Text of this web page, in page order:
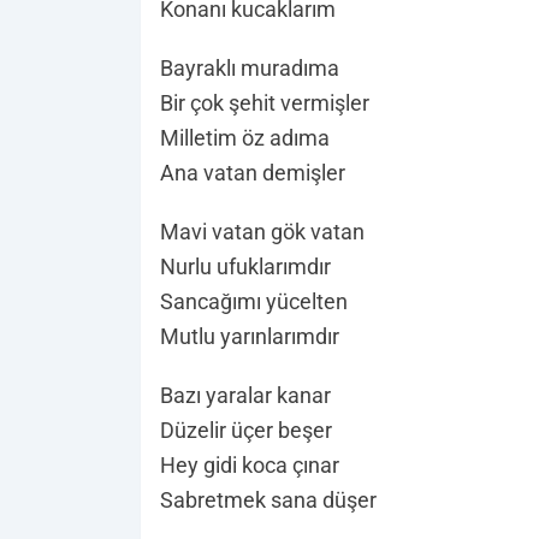
Konanı kucaklarım
Bayraklı muradıma
Bir çok şehit vermişler
Milletim öz adıma
Ana vatan demişler
Mavi vatan gök vatan
Nurlu ufuklarımdır
Sancağımı yücelten
Mutlu yarınlarımdır
Bazı yaralar kanar
Düzelir üçer beşer
Hey gidi koca çınar
Sabretmek sana düşer